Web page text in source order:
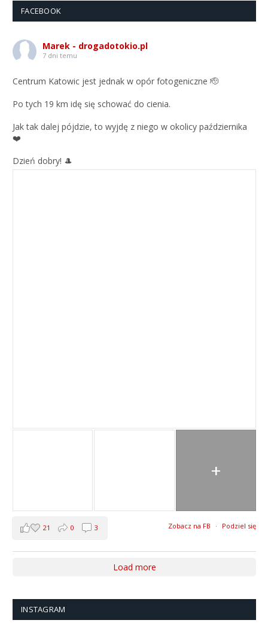
FACEBOOK
Marek - drogadotokio.pl
7 dni temu
Centrum Katowic jest jednak w opór fotogeniczne 🫡
Po tych 19 km idę się schować do cienia.
Jak tak dalej pójdzie, to wyjdę z niego w okolicy października
❤️
Dzień dobry! 🎩
+
Zobacz na FB · Podziel się
21 0 3
Load more
INSTAGRAM